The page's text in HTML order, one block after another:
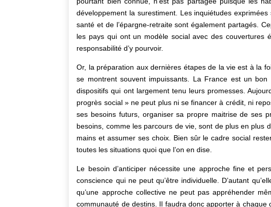
développement la surestiment. Les inquiétudes
santé et de l’épargne-retraite sont également partagés.
les pays qui ont un modèle social avec des couvertures
responsabilité d’y pourvoir.
Or, la préparation aux dernières étapes de la vie est à la
se montrent souvent impuissants. La France est un bon
dispositifs qui ont largement tenu leurs promesses.
progrès social » ne peut plus ni se financer à crédit, ni
ses besoins futurs, organiser sa propre maitrise de ses
besoins, comme les parcours de vie, sont de plus en plus
mains et assumer ses choix. Bien sûr le cadre social
toutes les situations quoi que l’on en dise.
Le besoin d’anticiper nécessite une approche fine et
conscience qui ne peut qu’être individuelle. D’autant
qu’une approche collective ne peut pas appréhender
communauté de destins. Il faudra donc apporter à